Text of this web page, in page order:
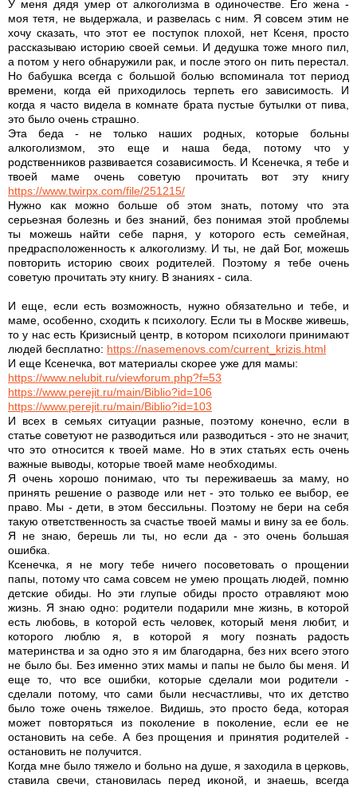
У меня дядя умер от алкоголизма в одиночестве. Его жена -
моя тетя, не выдержала, и развелась с ним. Я совсем этим не
хочу сказать, что этот ее поступок плохой, нет Ксеня, просто
рассказываю историю своей семьи. И дедушка тоже много пил,
а потом у него обнаружили рак, и после этого он пить перестал.
Но бабушка всегда с большой болью вспоминала тот период
времени, когда ей приходилось терпеть его зависимость. И
когда я часто видела в комнате брата пустые бутылки от пива,
это было очень страшно.
Эта беда - не только наших родных, которые больны
алкоголизмом, это еще и наша беда, потому что у
родственников развивается созависимость. И Ксенечка, я тебе и
твоей маме очень советую прочитать вот эту книгу
https://www.twirpx.com/file/251215/
Нужно как можно больше об этом знать, потому что эта
серьезная болезнь и без знаний, без понимая этой проблемы
ты можешь найти себе парня, у которого есть семейная,
предрасположенность к алкоголизму. И ты, не дай Бог, можешь
повторить историю своих родителей. Поэтому я тебе очень
советую прочитать эту книгу. В знаниях - сила.
И еще, если есть возможность, нужно обязательно и тебе, и
маме, особенно, сходить к психологу. Если ты в Москве живешь,
то у нас есть Кризисный центр, в котором психологи принимают
людей бесплатно: https://nasemenovs.com/current_krizis.html
И еще Ксенечка, вот материалы скорее уже для мамы:
https://www.nelubit.ru/viewforum.php?f=53
https://www.perejit.ru/main/Biblio?id=106
https://www.perejit.ru/main/Biblio?id=103
И всех в семьях ситуации разные, поэтому конечно, если в
статье советуют не разводиться или разводиться - это не значит,
что это относится к твоей маме. Но в этих статьях есть очень
важные выводы, которые твоей маме необходимы.
Я очень хорошо понимаю, что ты переживаешь за маму, но
принять решение о разводе или нет - это только ее выбор, ее
право. Мы - дети, в этом бессильны. Поэтому не бери на себя
такую ответственность за счастье твоей мамы и вину за ее боль.
Я не знаю, берешь ли ты, но если да - это очень большая
ошибка.
Ксенечка, я не могу тебе ничего посоветовать о прощении
папы, потому что сама совсем не умею прощать людей, помню
детские обиды. Но эти глупые обиды просто отравляют мою
жизнь. Я знаю одно: родители подарили мне жизнь, в которой
есть любовь, в которой есть человек, который меня любит, и
которого люблю я, в которой я могу познать радость
материнства и за одно это я им благодарна, без них всего этого
не было бы. Без именно этих мамы и папы не было бы меня. И
еще то, что все ошибки, которые сделали мои родители -
сделали потому, что сами были несчастливы, что их детство
было тоже очень тяжелое. Видишь, это просто беда, которая
может повторяться из поколение в поколение, если ее не
остановить на себе. А без прощения и принятия родителей -
остановить не получится.
Когда мне было тяжело и больно на душе, я заходила в церковь,
ставила свечи, становилась перед иконой, и знаешь, всегда